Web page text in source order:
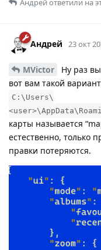
Андрейответили на
Андрей 23 окт
MVictor
Ну раз
вот вам такой
C:\Users\
карты называется
естественно, только
правки потеряются.